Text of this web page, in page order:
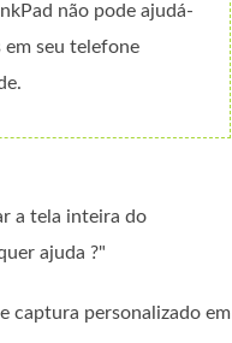
não pode ajudá-
seu telefone
a tela inteira do
ajuda ?"
captura personalizado em